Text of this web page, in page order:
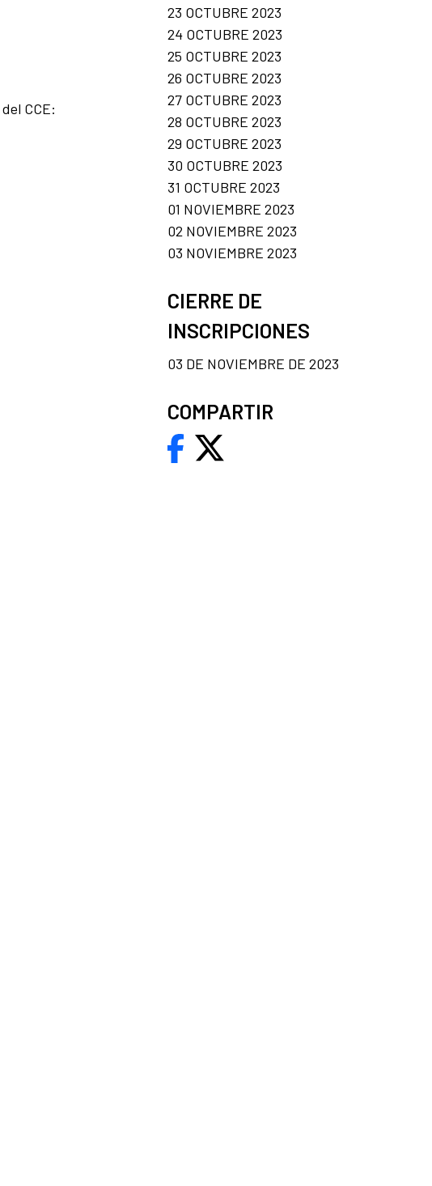
del CCE:
23 OCTUBRE 2023
24 OCTUBRE 2023
25 OCTUBRE 2023
26 OCTUBRE 2023
27 OCTUBRE 2023
28 OCTUBRE 2023
29 OCTUBRE 2023
30 OCTUBRE 2023
31 OCTUBRE 2023
01 NOVIEMBRE 2023
02 NOVIEMBRE 2023
03 NOVIEMBRE 2023
CIERRE DE
INSCRIPCIONES
03 DE NOVIEMBRE DE 2023
COMPARTIR